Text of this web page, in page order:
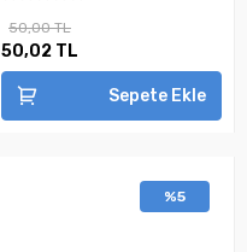
50,00 TL
50,02 TL
Sepete Ekle
%5